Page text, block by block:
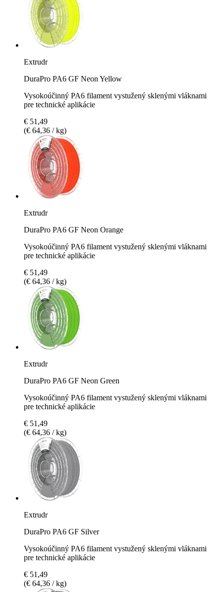
Extrudr
DuraPro PA6 GF Neon Yellow
Vysokoúčinný PA6 filament vystužený sklenými vláknami
pre technické aplikácie
€ 51,49
(€ 64,36 / kg)
Extrudr
DuraPro PA6 GF Neon Orange
Vysokoúčinný PA6 filament vystužený sklenými vláknami
pre technické aplikácie
€ 51,49
(€ 64,36 / kg)
Extrudr
DuraPro PA6 GF Neon Green
Vysokoúčinný PA6 filament vystužený sklenými vláknami
pre technické aplikácie
€ 51,49
(€ 64,36 / kg)
Extrudr
DuraPro PA6 GF Silver
Vysokoúčinný PA6 filament vystužený sklenými vláknami
pre technické aplikácie
€ 51,49
(€ 64,36 / kg)